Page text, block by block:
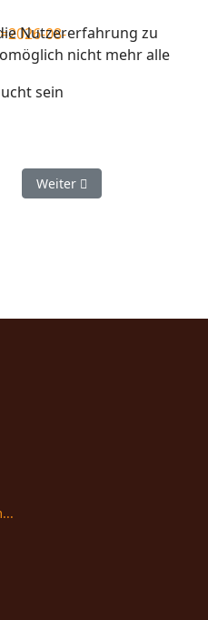
08-
sein
Nächster Beitrag:
Weiter
Nutzererfahrung zu
nicht mehr alle